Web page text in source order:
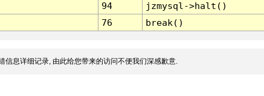
94
jzmysql->halt()
76 break()
信息详细记录, 由此给您带来的访问不便我们深感歉意.